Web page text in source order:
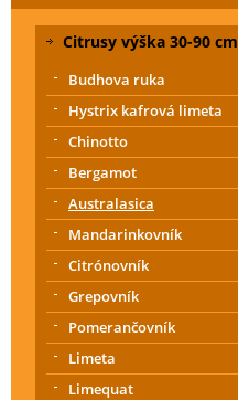
Citrusy výška 30-90 cm
Budhova ruka
Hystrix kafrová limeta
Chinotto
Bergamot
Australasica
Mandarinkovník
Citrónovník
Grepovník
Pomerančovník
Limeta
Limequat